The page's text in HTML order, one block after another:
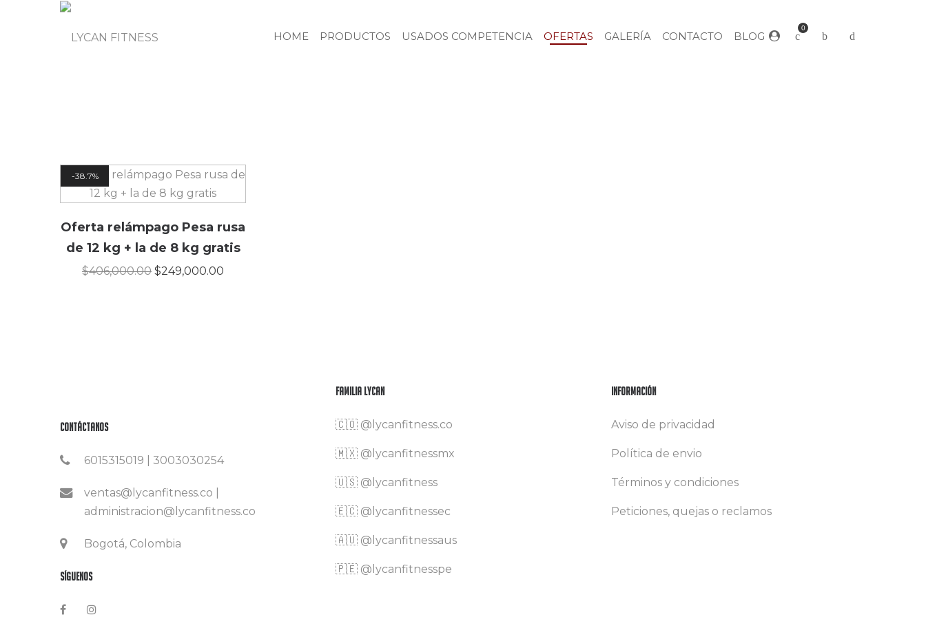
0
HOME PRODUCTOS USADOS COMPETENCIA OFERTAS GALERÍA CONTACTO BLOG
38.7%
Oferta relámpago Pesa rusa
de 12 kg + la de 8 kg gratis
$406,000.00 $249,000.00
Contáctanos
6015315019 | 3003030254
ventas@lycanfitness.co |
administracion@lycanfitness.co
Bogotá, Colombia
Síguenos
Familia Lycan
🇨🇴 @lycanfitness.co
🇲🇽 @lycanfitnessmx
🇺🇸 @lycanfitness
🇪🇨 @lycanfitnessec
🇦🇺 @lycanfitnessaus
🇵🇪 @lycanfitnesspe
Información
Aviso de privacidad
Política de envio
Términos y condiciones
Peticiones, quejas o reclamos